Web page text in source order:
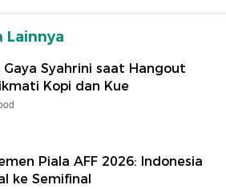
Gaya Syahrini saat Hangout
Kopi dan Kue
Piala AFF 2026: Indonesia
ke Semifinal